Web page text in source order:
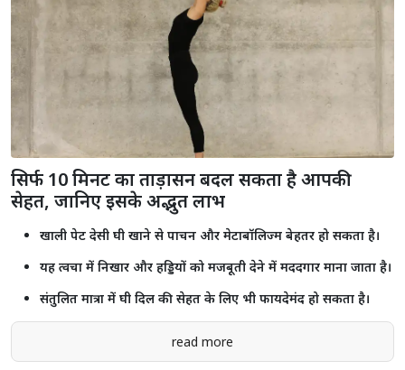
सिर्फ 10 मिनट का ताड़ासन बदल सकता है आपकी
सेहत, जानिए इसके अद्भुत लाभ
खाली पेट देसी घी खाने से पाचन और मेटाबॉलिज्म बेहतर हो सकता है।
यह त्वचा में निखार और हड्डियों को मजबूती देने में मददगार माना जाता है।
संतुलित मात्रा में घी दिल की सेहत के लिए भी फायदेमंद हो सकता है।
read more